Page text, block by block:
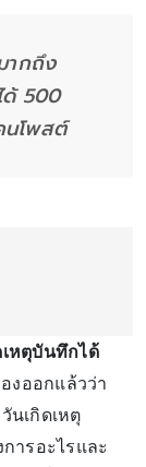
ากถึง
ด้ 500
นโพสต์
หตุบันทึกได้
งออกแล้วว่า
นเกิดเหตุ
ารอะไรและ